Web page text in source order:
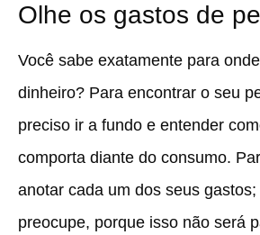
Olhe os gastos de
Você sabe exatamente para
dinheiro? Para encontrar o seu
preciso ir a fundo e entender
comporta diante do consumo.
anotar cada um dos seus
preocupe, porque isso não será